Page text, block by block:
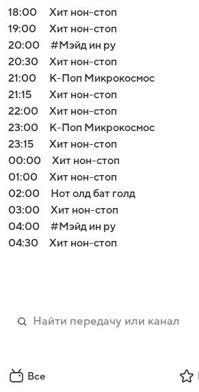
18:00
Хит нон-стоп
19:00
Хит нон-стоп
20:00
#Мэйд ин ру
20:30
Хит нон-стоп
21:00
К-Поп Микрокосмос
21:15
Хит нон-стоп
22:00
Хит нон-стоп
23:00
К-Поп Микрокосмос
23:15
Хит нон-стоп
00:00
Хит нон-стоп
01:00
Хит нон-стоп
02:00
Нот олд бат голд
03:00
Хит нон-стоп
04:00
#Мэйд ин ру
04:30
Хит нон-стоп
Все